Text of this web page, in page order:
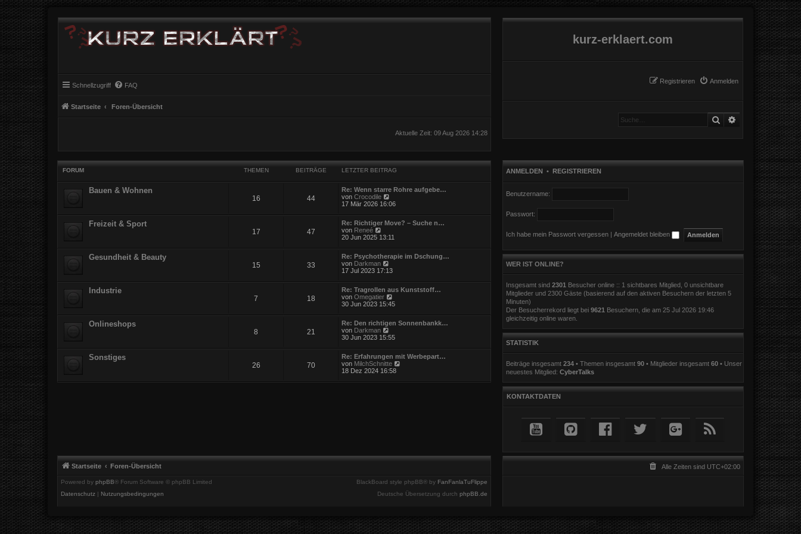
kurz-erklaert.com
Anmelden
Registrieren
Schnellzugriff FAQ
Startseite Foren-Übersicht
Suche Erweiterte Suche
Aktuelle Zeit: 09 Aug 2026 14:28
FORUM THEMEN BEITRÄGE LETZTER BEITRAG
Bauen & Wohnen
16 44
Re: Wenn starre Rohre aufgebe…
vonCrocodile
e
e
s
e
e
i
t
r
a
g
17 Mär 2026 16:06
Freizeit & Sport
17 47
Re: Richtiger Move? – Suche n…
von Reneé
e
e
s
t
e
e
i
t
r
a
g
20 Jun 2025 13:11
Gesundheit & Beauty
15 33
Re: Psychotherapie im Dschung…
von Darkman
e
e
s
t
e
e
i
t
r
a
g
17 Jul 2023 17:13
Industrie
7 18
Re: Tragrollen aus Kunststoff…
vonOmegatier
e
e
s
e
e
i
t
r
30 Jun 2023 15:45
Onlineshops
8 21
Re: Den richtigen Sonnenbankk…
von Darkman
e
e
s
t
e
30 Jun 2023 15:55
Sonstiges
26 70
Re: Erfahrungen mit Werbepart…
von MilchSchnitte
e
a
18 Dez 2024 16:58
ANMELDEN • REGISTRIEREN
Benutzername:
Passwort:
Ich habe mein Passwort vergessen Angemeldet bleiben
WER IST ONLINE?
Insgesamt sind 2301 Besucher online :: 1 sichtbares Mitglied, 0 unsichtbare
Mitglieder und 2300 Gäste (basierend auf den aktiven Besuchern der letzten 5
Minuten)
Der Besucherrekord liegt bei 9621 Besuchern, die am 25 Jul 2026 19:46
gleichzeitig online waren.
STATISTIK
Beiträge insgesamt 234• Themen insgesamt 90• Mitglieder insgesamt 60• Unser
neuestes Mitglied: CyberTalks
KONTAKTDATEN
Alle Zeiten sind UTC+02:00
Startseite Foren-Übersicht
Powered by phpBB® Forum Software © phpBB Limited BlackBoard style phpBB® by FanFanlaTuFlippe
Deutsche Übersetzung durchphpBB.de
Datenschutz | Nutzungsbedingungen